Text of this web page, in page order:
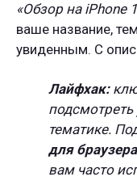
«Обзор на iPhone
ваше название,
увиденным. С
Лайфхак:
тематике.
для
вам часто